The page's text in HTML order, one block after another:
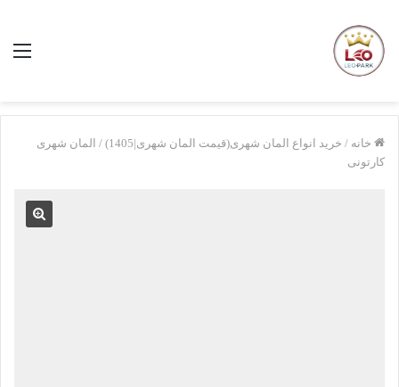
خانه / خرید انواع المان شهری(قیمت المان شهری|1405) / المان شهری
کارتونی